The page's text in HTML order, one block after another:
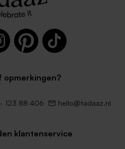
opmerkingen?
123 88 406 hello@tadaaz.nl
klantenservice